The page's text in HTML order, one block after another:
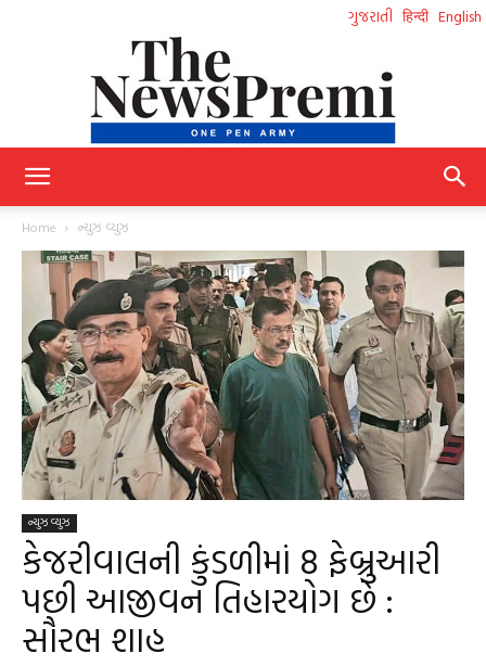
ગુજરાતી हिन्दी English
Gujarati
Home ન્યુઝ વ્યુઝ
ન્યુઝ વ્યુઝ
કેજરીવાલની કુંડળીમાં 8 ફેબ્રુઆરી
પછી આજીવન તિહારયોગ છે :
સૌરભ શાહ